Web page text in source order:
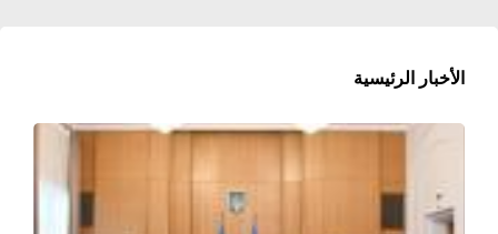
الأخبار الرئيسية